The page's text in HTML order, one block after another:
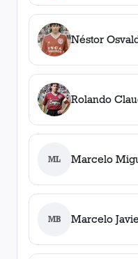
Néstor
Rolando
ML Marcelo
MB Marcelo